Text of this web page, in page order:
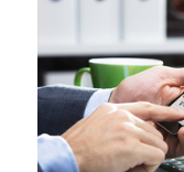
Key Account
Empik
Młodszy